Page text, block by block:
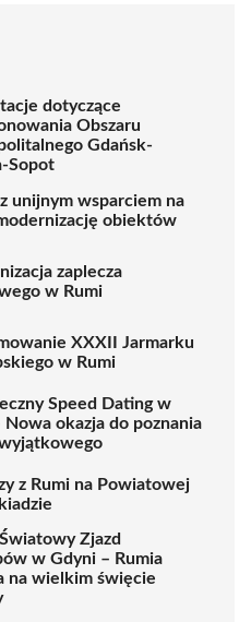
dotyczące
Obszaru
Gdańsk-
Sopot
unijnym wsparciem na
obiektów
zaplecza
w Rumi
XXXII Jarmarku
w Rumi
Speed Dating w
Nowa okazja do poznania
z Rumi na Powiatowej
Zjazd
w Gdyni – Rumia
na wielkim święcie